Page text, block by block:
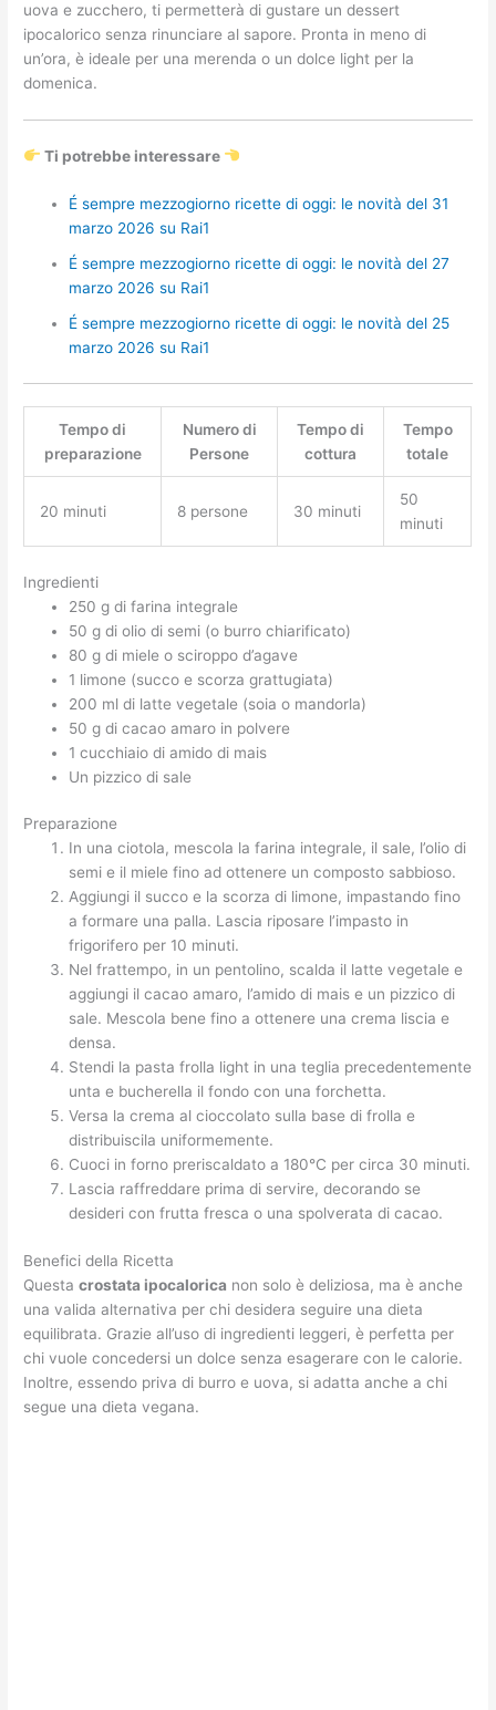
uova e zucchero, ti permetterà di gustare un dessert
ipocalorico senza rinunciare al sapore. Pronta in meno di
un’ora, è ideale per una merenda o un dolce light per la
domenica.
Ti potrebbe interessare
É sempre mezzogiorno ricette di oggi: le novità del 31
marzo 2026 su Rai1
É sempre mezzogiorno ricette di oggi: le novità del 27
marzo 2026 su Rai1
É sempre mezzogiorno ricette di oggi: le novità del 25
marzo 2026 su Rai1
Tempo di
preparazione
Numero di
Persone
Tempo di
cottura
Tempo
totale
20 minuti 8 persone 30 minuti
50
minuti
Ingredienti
250 g di farina integrale
50 g di olio di semi (o burro chiarificato)
80 g di miele o sciroppo d’agave
1 limone (succo e scorza grattugiata)
200 ml di latte vegetale (soia o mandorla)
50 g di cacao amaro in polvere
1 cucchiaio di amido di mais
Un pizzico di sale
Preparazione
In una ciotola, mescola la farina integrale, il sale, l’olio di
semi e il miele fino ad ottenere un composto sabbioso.
Aggiungi il succo e la scorza di limone, impastando fino
a formare una palla. Lascia riposare l’impasto in
frigorifero per 10 minuti.
Nel frattempo, in un pentolino, scalda il latte vegetale e
aggiungi il cacao amaro, l’amido di mais e un pizzico di
sale. Mescola bene fino a ottenere una crema liscia e
densa.
Stendi la pasta frolla light in una teglia precedentemente
unta e bucherella il fondo con una forchetta.
Versa la crema al cioccolato sulla base di frolla e
distribuiscila uniformemente.
Cuoci in forno preriscaldato a 180°C per circa 30 minuti.
Lascia raffreddare prima di servire, decorando se
desideri con frutta fresca o una spolverata di cacao.
Benefici della Ricetta
Questacrostata ipocalorica non solo è deliziosa, ma è anche
una valida alternativa per chi desidera seguire una dieta
equilibrata. Grazie all’uso di ingredienti leggeri, è perfetta per
chi vuole concedersi un dolce senza esagerare con le calorie.
Inoltre, essendo priva di burro e uova, si adatta anche a chi
segue una dieta vegana.